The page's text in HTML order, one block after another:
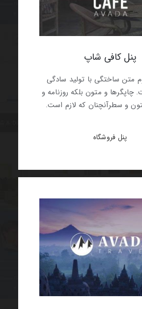
پنل کافی شاپ
متن ساختگی با تولید سادگی
چاپگرها و متون بلکه روزنامه و
و سطرآنچنان که لازم است.
پنل فروشگاه